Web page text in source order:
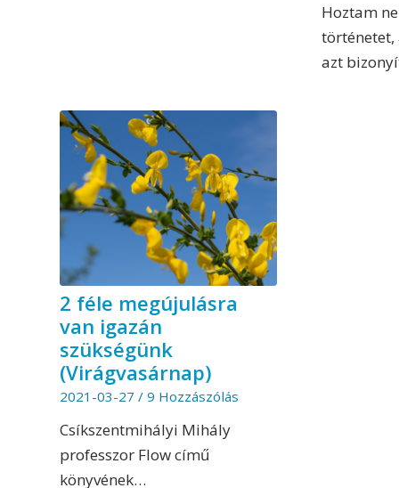
Hoztam
azt
2 féle megújulásra
van igazán
szükségünk
(Virágvasárnap)
2021-03-27 / 9 Hozzászólás
Csíkszentmihályi Mihály
professzor Flow című
könyvének…